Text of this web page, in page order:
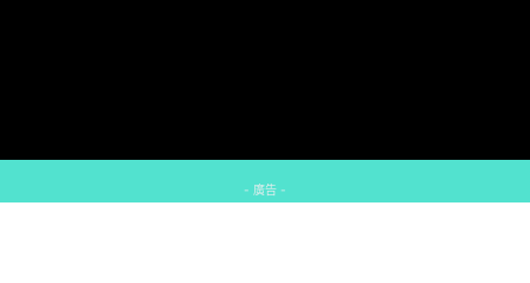
- 廣告 -